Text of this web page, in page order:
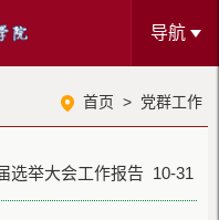
导航
首页 > 党群工作
选举大会工作报告 10-31